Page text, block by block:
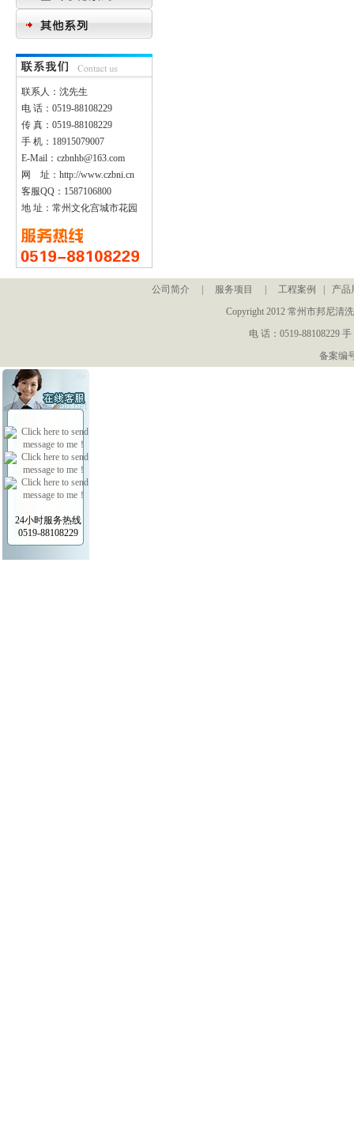
联系人：沈先生
电 话：0519-88108229
传 真：0519-88108229
手 机：18915079007
E-Mail：czbnhb@163.com
网 址：http://www.czbni.cn
客服QQ：1587106800
地 址：常州文化宫城市花园
公司简介 服务项目 工程案例
产品
Copyright 2012 常州市邦尼清
电 话：0519-88108229
备案编
24小时服务热线
0519-88108229